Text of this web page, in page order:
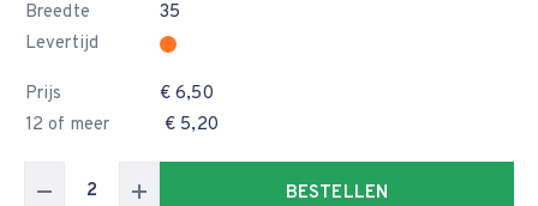
Breedte
35
Levertijd
Prijs
€ 6,50
12 of meer
€ 5,20
BESTELLEN